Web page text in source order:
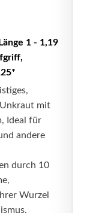
1 - 1,19
mit
Ideal für
andere
durch 10
Wurzel